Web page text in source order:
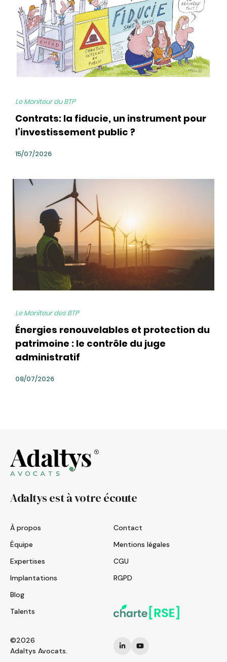
Le Moniteur du BTP
Contrats: la fiducie, un instrument pour
l’investissement public ?
15/07/2026
bg
Le Moniteur des BTP
Énergies renouvelables et protection du
patrimoine : le contrôle du juge
administratif
08/07/2026
Adaltys est à votre écoute
À propos
Équipe
Expertises
Implantations
Blog
Talents
Contact
Mentions légales
CGU
RGPD
©2026
Adaltys Avocats.